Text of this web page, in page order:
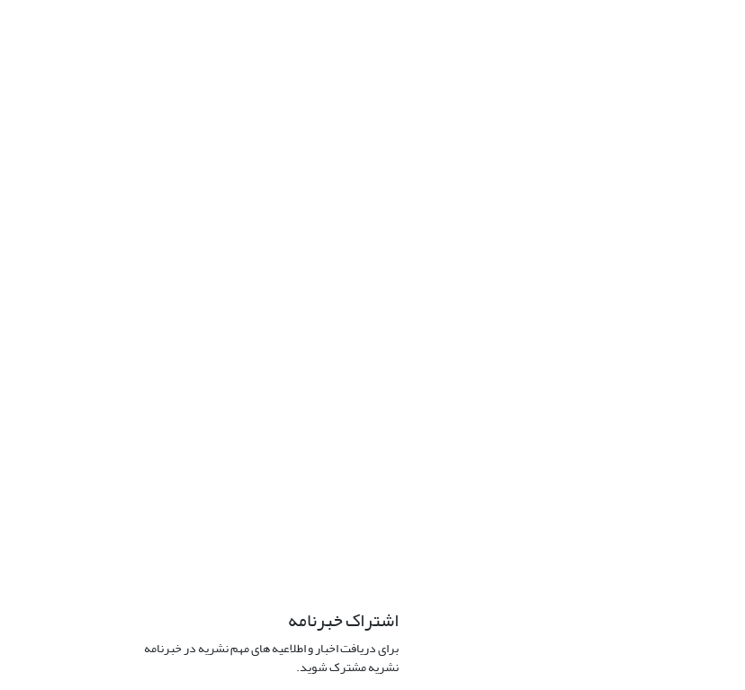
اشتراک خبرنامه
برای دریافت اخبار و اطلاعیه های مهم نشریه در خبرنامه
نشریه مشترک شوید.